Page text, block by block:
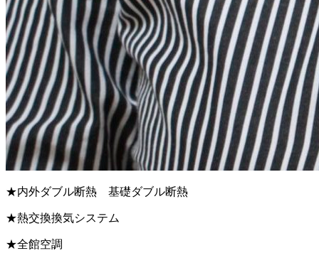
★内外ダブル断熱 基礎ダブル断熱
★熱交換換気システム
★全館空調